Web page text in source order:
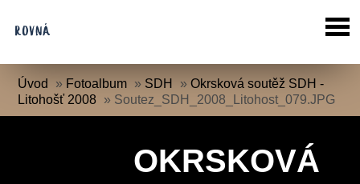
Úvod » Fotoalbum » SDH »Okrsková soutěž SDH -
Litohošť 2008 » Soutez_SDH_2008_Litohost_079.JPG
OKRSKOVÁ